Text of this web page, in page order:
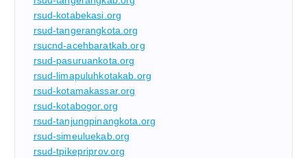
rsud-kotabekasi.org
rsud-tangerangkota.org
rsucnd-acehbaratkab.org
rsud-pasuruankota.org
rsud-limapuluhkotakab.org
rsud-kotamakassar.org
rsud-kotabogor.org
rsud-tanjungpinangkota.org
rsud-simeuluekab.org
rsud-tpikepriprov.org